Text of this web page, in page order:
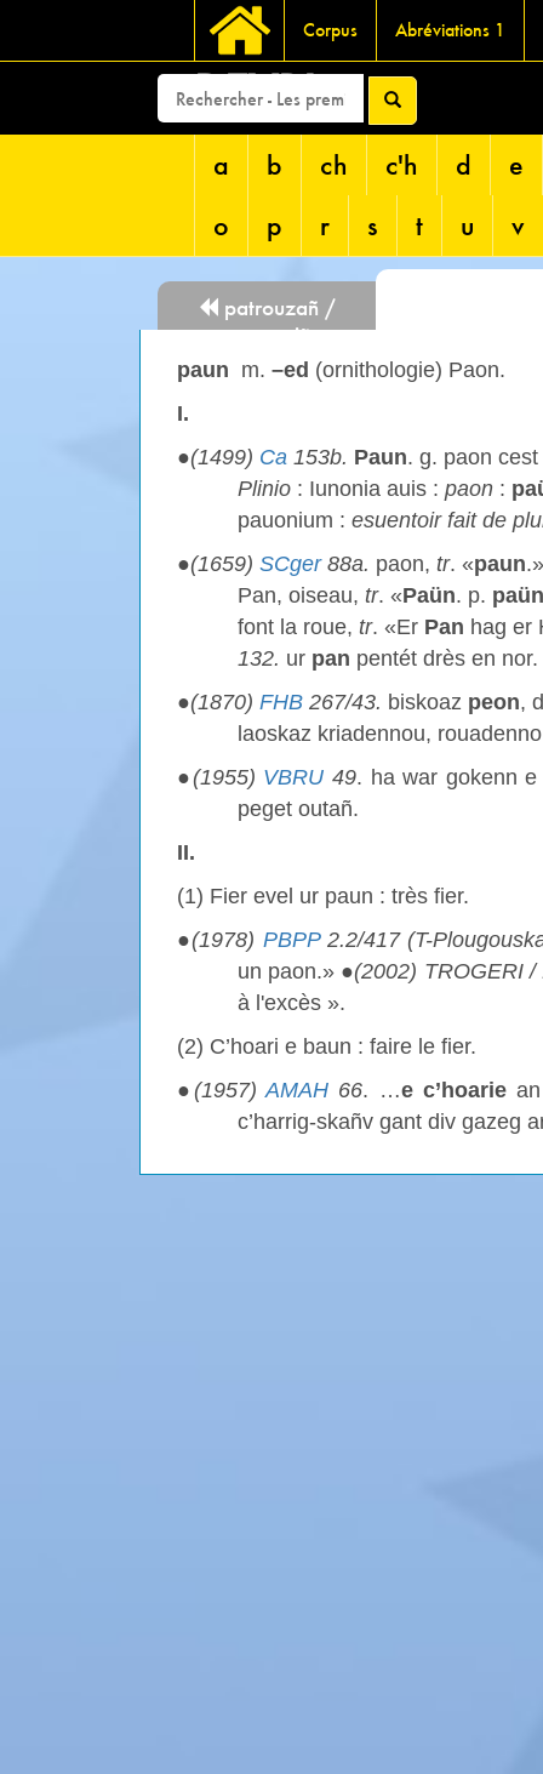
Corpus Abréviations 1
DEVRI
a b ch c'h d
e
o
p r s t u v
patrouzañ /
patrouziñ
paun m. –ed (ornithologie) Paon.
I.
●(1499) Ca 153b. Paun. g. paon
Plinio : Iunonia auis : paon :
pauonium : esuentoir fait de
●(1659) SCger88a. paon, tr. «paun
Pan, oiseau, tr. «Paün. p.
font la roue, tr. «Er Pan hag er
132. ur pan pentét drès en nor.
●(1870) FHB 267/43. biskoaz peon,
laoskaz kriadennou,
●(1955) VBRU 49. ha war gokenn
peget outañ.
II.
(1) Fier evel ur paun : très fier.
●(1978) PBPP2.2/417 (T-
un paon.» ●(2002) TROGERI /
à l'excès ».
(2) C’hoari e baun : faire le fier.
●(1957)AMAH 66. …e c’hoariean
c’harrig-skañv gant div gazeg